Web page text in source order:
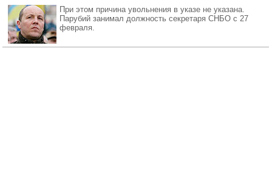
При этом причина увольнения в указе не указана.
Парубий занимал должность секретаря СНБО с 27
февраля.